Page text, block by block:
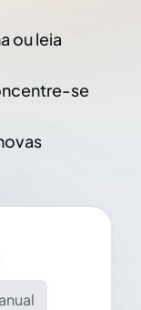
ou leia
se